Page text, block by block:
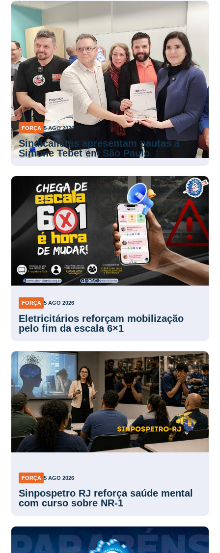
FORÇA 5 AGO 2026
Sindicalistas apresentam pautas a
Simone Tebet em São Paulo
FORÇA 5 AGO 2026
Eletricitários reforçam mobilização
pelo fim da escala 6×1
FORÇA 5 AGO 2026
Sinpospetro RJ reforça saúde mental
com curso sobre NR-1